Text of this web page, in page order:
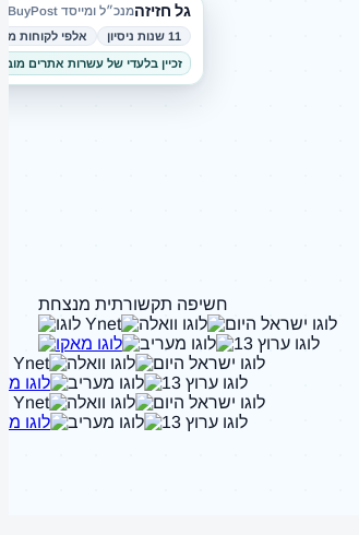
גל חזיזהמנכ״ל ומייסד BuyPost
11 שנות ניסיון
אלפי לקוחות
זכיין בלעדי של עשרות אתרים
חשיפה תקשורתית מנצחת